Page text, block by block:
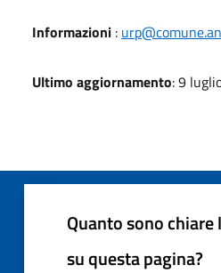
Informazioni :
Ultimo aggiornamento: 9
Quanto sono
su questa pagina?